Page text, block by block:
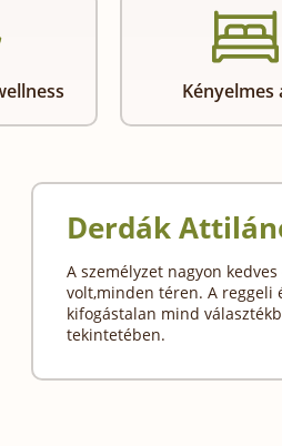
Kényelmes
Derdák
A személyzet nagyon kedves
volt,minden téren. A reggeli
kifogástalan mind
tekintetében.